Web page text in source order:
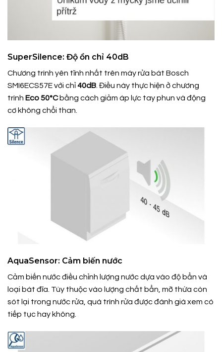
SuperSilence: Độ ồn chỉ 40dB
Chương trình yên tĩnh nhất trên máy rửa bát Bosch
SMI6ECS57E với chỉ40dB . Điều này thực hiện ở chương
trình Eco 50°Cbằng cách giảm áp lực tay phun và động
cơ không chổi than.
AquaSensor: Cảm biến nước
Cảm biến nước điều chỉnh lượng nước dựa vào độ bẩn và
loại bát đĩa. Tùy thuộc vào lượng chất bẩn, mỡ thừa còn
sót lại trong nước rửa, quá trình rửa được đánh giá xem có
tiếp tục hay không.